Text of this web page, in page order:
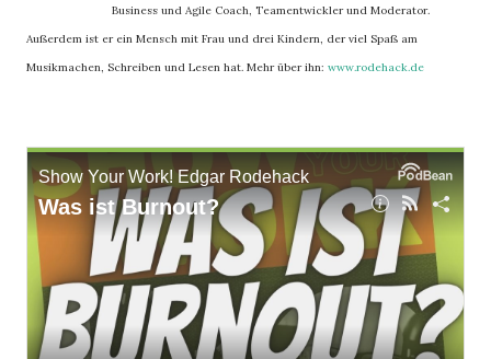
Business und Agile Coach, Teamentwickler und Moderator.
Außerdem ist er ein Mensch mit Frau und drei Kindern, der viel Spaß am
Musikmachen, Schreiben und Lesen hat. Mehr über ihn: www.rodehack.de